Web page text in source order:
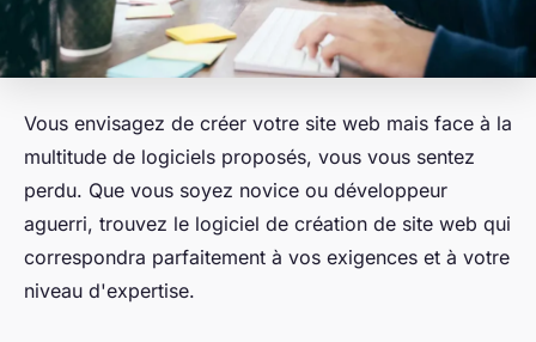
Vous envisagez de créer votre site web mais face à la
multitude de logiciels proposés, vous vous sentez
perdu. Que vous soyez novice ou développeur
aguerri, trouvez le logiciel de création de site web qui
correspondra parfaitement à vos exigences et à votre
niveau d'expertise.